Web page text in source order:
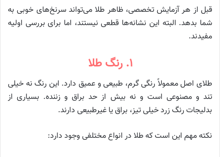
قبل از هر آزمایش تخصصی، ظاهر طلا می‌تواند سرنخ‌های خوبی به
شما بدهد. البته این نشانه‌ها قطعی نیستند، اما برای بررسی اولیه
مفیدند.
۱. رنگ طلا
طلای اصل معمولاً رنگی گرم، طبیعی و عمیق دارد. این رنگ نه خیلی
تند و مصنوعی است و نه بیش از حد براق و زننده. بسیاری از
بدلیجات رنگ زرد خیلی تیز، براق یا غیرطبیعی دارند.
نکته مهم این است که طلا در انواع مختلفی وجود دارد: